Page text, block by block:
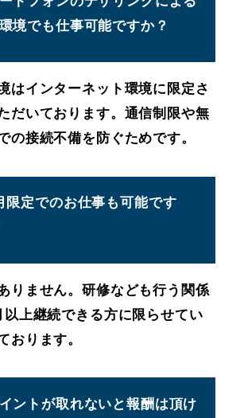
境でも仕事可能ですか？
はインターネット環境に限定さ
だいております。通信制限や無
の接続不備を防ぐためです。
限定でのお仕事も可能です
りません。研修なども行う関係
以上継続できる方に限らせてい
おります。
ントが取れないと報酬は頂け